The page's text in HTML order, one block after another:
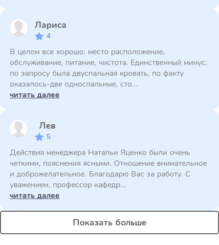
Лариса
4
В целом все хорошо: место расположение,
обслуживание, питание, чистота. Единственный минус:
по запросу была двуспальная кровать, по факту
оказалось-две односпальные, сто...
читать далее
Лев
5
Действия менеджера Натальи Яценко были очень
четкими, пояснения ясными. Отношение внимательное
и доброжелательное. Благодарю Вас за работу. С
уважением, профессор кафедр...
читать далее
Показать больше